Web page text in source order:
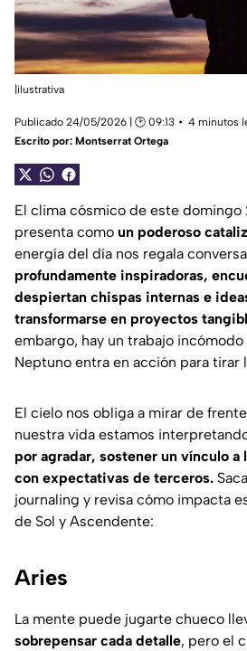
|ilustrativa
Publicado 24/05/2026 | 🕑 09:13
4 minutos
Escrito por: Montserrat Ortega
El clima cósmico de este domingo
presenta como un poderoso
energía del día nos regala
profundamente inspiradoras,
despiertan chispas internas e
transformarse en proyectos
embargo, hay un trabajo
Neptuno entra en acción para tirar
El cielo nos obliga a mirar de
nuestra vida estamos
por agradar, sostener un vínculo a
con expectativas de terceros.
journaling y revisa cómo impacta
de Sol y Ascendente:
Aries
La mente puede jugarte chueco
sobrepensar cada detalle, pero el